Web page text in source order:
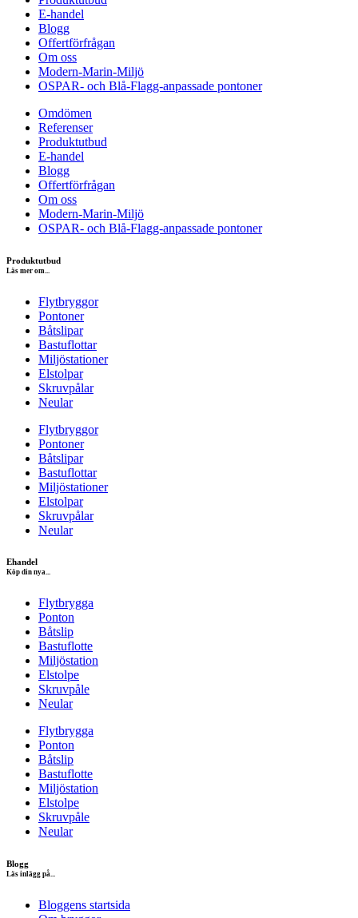
E-handel
Blogg
Offertförfrågan
Om oss
Modern-Marin-Miljö
OSPAR- och Blå-Flagg-anpassade pontoner
Omdömen
Referenser
Produktutbud
E-handel
Blogg
Offertförfrågan
Om oss
Modern-Marin-Miljö
OSPAR- och Blå-Flagg-anpassade pontoner
Produktutbud
Läs mer om...
Flytbryggor
Pontoner
Båtslipar
Bastuflottar
Miljöstationer
Elstolpar
Skruvpålar
Neular
Flytbryggor
Pontoner
Båtslipar
Bastuflottar
Miljöstationer
Elstolpar
Skruvpålar
Neular
Ehandel
Köp din nya...
Flytbrygga
Ponton
Båtslip
Bastuflotte
Miljöstation
Elstolpe
Skruvpåle
Neular
Flytbrygga
Ponton
Båtslip
Bastuflotte
Miljöstation
Elstolpe
Skruvpåle
Neular
Blogg
Läs inlägg på...
Bloggens startsida